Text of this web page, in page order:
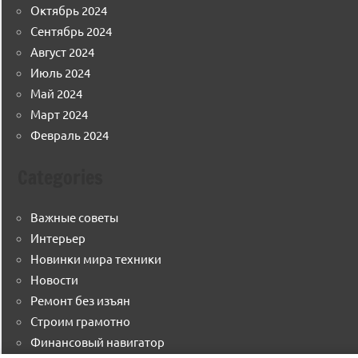
Октябрь 2024
Сентябрь 2024
Август 2024
Июль 2024
Май 2024
Март 2024
Февраль 2024
Важные советы
Интерьер
Новинки мира техники
Новости
Ремонт без изъян
Строим грамотно
Финансовый навигатор